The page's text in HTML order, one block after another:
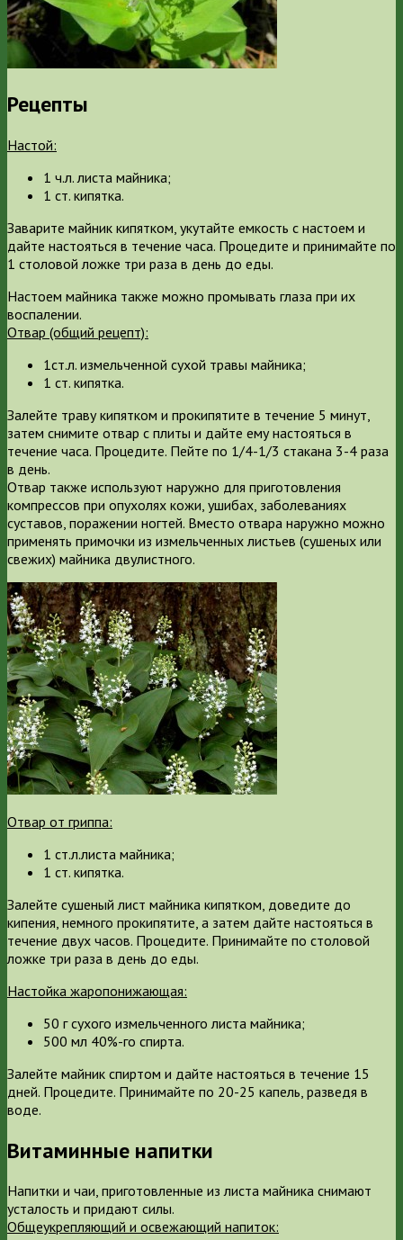
Рецепты
Настой:
1 ч.л. листа майника;
1 ст. кипятка.
Заварите майник кипятком, укутайте емкость с настоем и
дайте настояться в течение часа. Процедите и принимайте по
1 столовой ложке три раза в день до еды.
Настоем майника также можно промывать глаза при их
воспалении.
Отвар (общий рецепт):
1ст.л. измельченной сухой травы майника;
1 ст. кипятка.
Залейте траву кипятком и прокипятите в течение 5 минут,
затем снимите отвар с плиты и дайте ему настояться в
течение часа. Процедите. Пейте по 1/4-1/3 стакана 3-4 раза
в день.
Отвар также используют наружно для приготовления
компрессов при опухолях кожи, ушибах, заболеваниях
суставов, поражении ногтей. Вместо отвара наружно можно
применять примочки из измельченных листьев (сушеных или
свежих) майника двулистного.
Отвар от гриппа:
1 ст.л.листа майника;
1 ст. кипятка.
Залейте сушеный лист майника кипятком, доведите до
кипения, немного прокипятите, а затем дайте настояться в
течение двух часов. Процедите. Принимайте по столовой
ложке три раза в день до еды.
Настойка жаропонижающая:
50 г сухого измельченного листа майника;
500 мл 40%-го спирта.
Залейте майник спиртом и дайте настояться в течение 15
дней. Процедите. Принимайте по 20-25 капель, разведя в
воде.
Витаминные напитки
Напитки и чаи, приготовленные из листа майника снимают
усталость и придают силы.
Общеукрепляющий и освежающий напиток: